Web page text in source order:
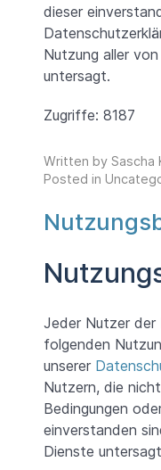
dieser
Nutzung aller
untersagt.
Zugriffe: 8187
Written by Sascha
Posted in
Jeder Nutzer der
folgenden
unserer
Nutzern, die
Bedingungen
einverstanden
Dienste